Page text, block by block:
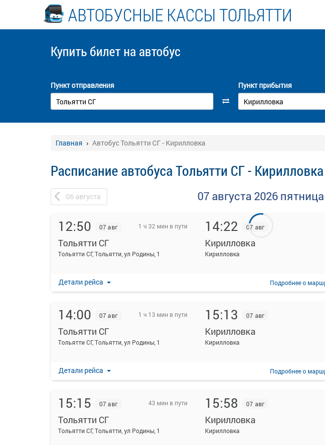
АВТОБУСНЫЕ КАССЫ ТОЛЬЯТТИ
Купить билет на автобус
Пункт отправления Пункт прибытия
Главная Автобус Тольятти СГ - Кирилловка
Расписание автобуса Тольятти СГ - Кирилловка
06 августа 07 августа 2026 пятница
12:50 07 авг 1 ч 32 мин в пути
Тольятти СГ
Тольятти СГ, Тольятти, ул Родины, 1
14:22 07 авг
Кирилловка
Кирилловка
Детали рейса Подробнеео
14:00 07 авг 1 ч 13 мин в пути
Тольятти СГ
Тольятти СГ, Тольятти, ул Родины, 1
15:13 07 авг
Кирилловка
Кирилловка
Детали рейса Подробнеео
15:15 07 авг 43 мин в пути
Тольятти СГ
Тольятти СГ, Тольятти, ул Родины, 1
15:58 07 авг
Кирилловка
Кирилловка